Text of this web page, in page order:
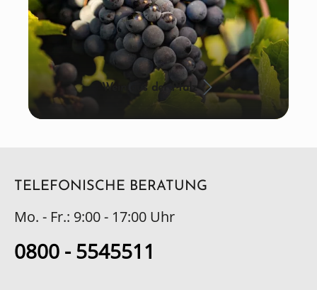
Wein aus der Pfalz
TELEFONISCHE BERATUNG
Mo. - Fr.: 9:00 - 17:00 Uhr
0800 - 5545511